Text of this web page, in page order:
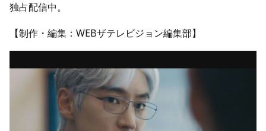
独占配信中。
【制作・編集：WEBザテレビジョン編集部】